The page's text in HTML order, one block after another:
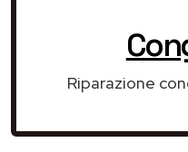
Riparazione